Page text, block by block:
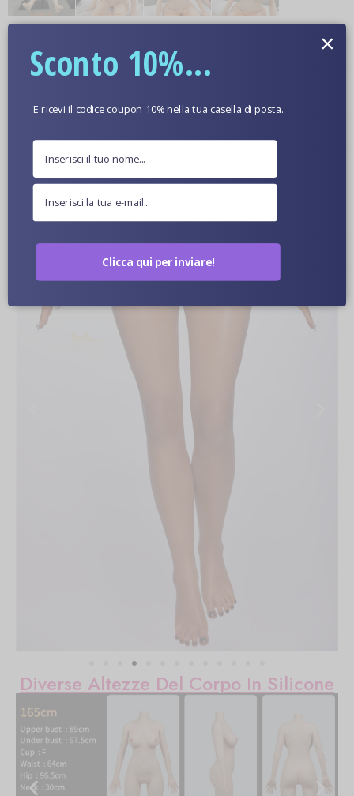
Colore Della Pelle Opzionale
Immagini Ravvicinate Di Bambole
Diverse Altezze Del Corpo In Silicone
Sconto 10%...
E ricevi il codice coupon 10% nella tua casella di posta.
Clicca qui per inviare!
×